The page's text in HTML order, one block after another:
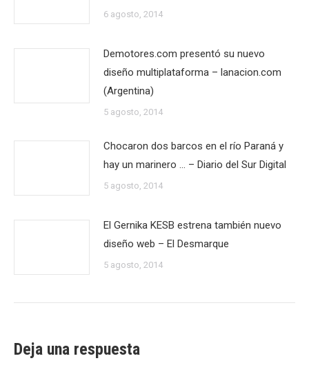
6 agosto, 2014
Demotores.com presentó su nuevo
diseño multiplataforma – lanacion.com
(Argentina)
5 agosto, 2014
Chocaron dos barcos en el río Paraná y
hay un marinero … – Diario del Sur Digital
5 agosto, 2014
El Gernika KESB estrena también nuevo
diseño web – El Desmarque
5 agosto, 2014
Deja una respuesta